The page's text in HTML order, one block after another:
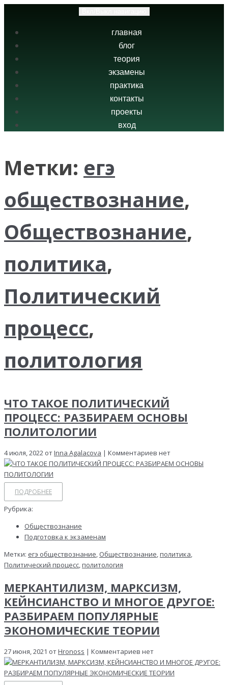
главная
блог
теория
экзамены
практика
контакты
проекты
вход
Метки: егэ
обществознание,
Обществознание,
политика,
Политический
процесс,
политология
ЧТО ТАКОЕ ПОЛИТИЧЕСКИЙ
ПРОЦЕСС: РАЗБИРАЕМ ОСНОВЫ
ПОЛИТОЛОГИИ
4 июля, 2022 отInna Agalacova | Комментариев нет
ПОДРОБНЕЕ
Рубрика:
Обществознание
Подготовка к экзаменам
Метки: егэ обществознание, Обществознание,политика,
Политический процесс,политология
МЕРКАНТИЛИЗМ, МАРКСИЗМ,
КЕЙНСИАНСТВО И МНОГОЕ ДРУГОЕ:
РАЗБИРАЕМ ПОПУЛЯРНЫЕ
ЭКОНОМИЧЕСКИЕ ТЕОРИИ
27 июня, 2021 отHronoss | Комментариев нет